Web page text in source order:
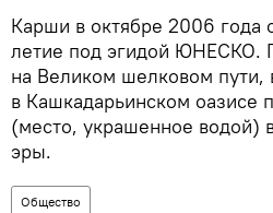
Карши в октябре 2006 года
летие под эгидой ЮНЕСКО.
на Великом шелковом пути,
в Кашкадарьинском оазисе
(место, украшенное водой)
эры.
Общество